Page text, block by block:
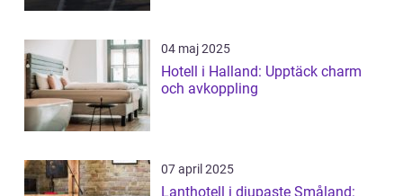
04 maj 2025
Hotell i Halland: Upptäck charm
och avkoppling
07 april 2025
Lanthotell i djupaste Småland: